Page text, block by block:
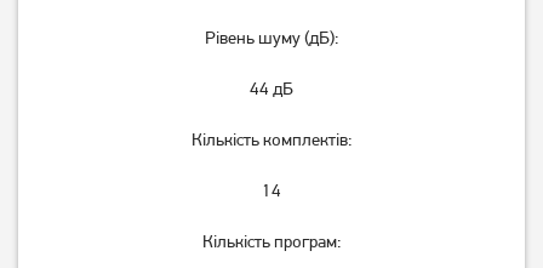
Рівень шуму (дБ):
44 дБ
Кількість комплектів:
14
Кількість програм: